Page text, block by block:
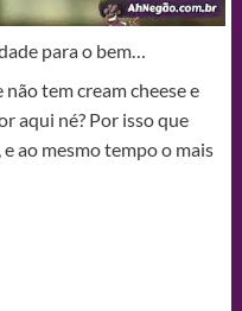
para o bem…
tem cream cheese e
aqui né? Por isso que
ao mesmo tempo o mais